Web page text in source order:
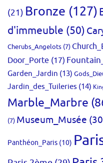
(21) Bronze (127)
d'immeuble (50)
Cherubs_Angelots (7)
Door_Porte (17)
Garden_Jardin (13)
Jardin_des_Tuileries (14)
Marble_Marbre
(7) Museum_Musée
Panthéon_Paris (10)